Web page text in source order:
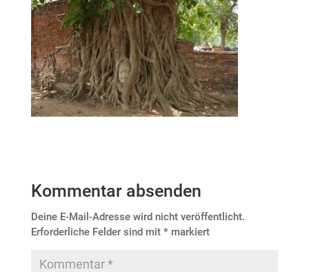
Kommentar absenden
Deine E-Mail-Adresse wird nicht veröffentlicht.
Erforderliche Felder sind mit *markiert